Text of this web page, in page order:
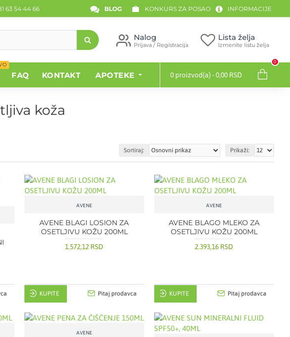
63 54 44 66 BLOG KONKURS ZA POSAO INFORMACIJE
Nalog
Prijava / Registracija
Lista želja
Izmenite listu želja
FAQ KONTAKT APOTEKE 0 proizvod(a) - 0,00 RSD
0
koža
Sortiraj: Prikaži:
AVENE
AVENE BLAGI LOSION ZA
OSETLJIVU KOŽU 200ML
1.572,12 RSD
KUPITE Pitaj prodavca
AVENE
AVENE BLAGO MLEKO ZA
OSETLJIVU KOŽU 200ML
2.393,16 RSD
KUPITE Pitaj prodavca
AVENE